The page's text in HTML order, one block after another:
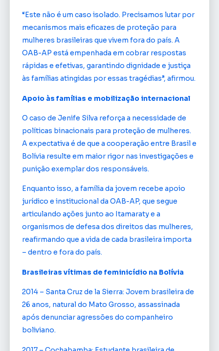
“Este não é um caso isolado. Precisamos lutar por
mecanismos mais eficazes de proteção para
mulheres brasileiras que vivem fora do país. A
OAB-AP está empenhada em cobrar respostas
rápidas e efetivas, garantindo dignidade e justiça
às famílias atingidas por essas tragédias”, afirmou.
Apoio às famílias e mobilização internacional
O caso de Jenife Silva reforça a necessidade de
políticas binacionais para proteção de mulheres.
A expectativa é de que a cooperação entre Brasil e
Bolívia resulte em maior rigor nas investigações e
punição exemplar dos responsáveis.
Enquanto isso, a família da jovem recebe apoio
jurídico e institucional da OAB-AP, que segue
articulando ações junto ao Itamaraty e a
organismos de defesa dos direitos das mulheres,
reafirmando que a vida de cada brasileira importa
– dentro e fora do país.
Brasileiras vítimas de feminicídio na Bolívia
2014 – Santa Cruz de la Sierra: Jovem brasileira de
26 anos, natural do Mato Grosso, assassinada
após denunciar agressões do companheiro
boliviano.